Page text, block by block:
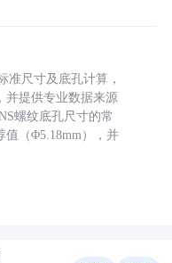
准尺寸及底孔计算，
并提供专业数据来源
螺纹底孔尺寸的常
值（Φ5.18mm），并